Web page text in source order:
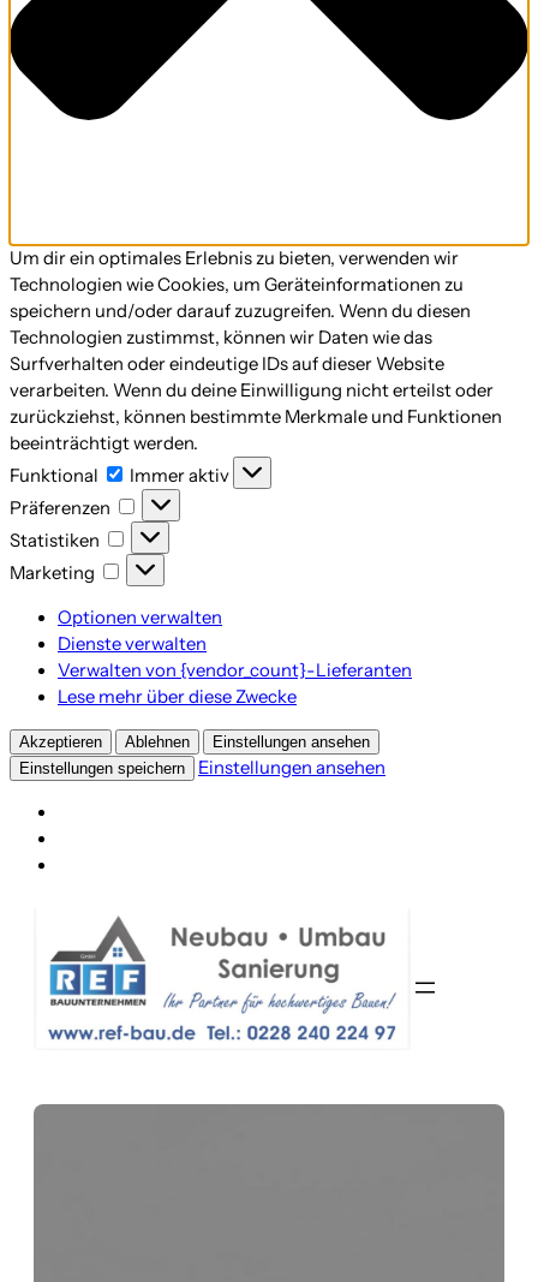
Um dir ein optimales Erlebnis zu bieten, verwenden wir
Technologien wie Cookies, um Geräteinformationen zu
speichern und/oder darauf zuzugreifen. Wenn du diesen
Technologien zustimmst, können wir Daten wie das
Surfverhalten oder eindeutige IDs auf dieser Website
verarbeiten. Wenn du deine Einwilligung nicht erteilst oder
zurückziehst, können bestimmte Merkmale und Funktionen
beeinträchtigt werden.
Funktional
Funktional
Immer aktiv
Präferenzen
Präferenzen
Statistiken
Statistiken
Marketing
Marketing
Optionen verwalten
Dienste verwalten
Verwalten von {vendor_count}-Lieferanten
Lese mehr über diese Zwecke
Akzeptieren Ablehnen
Einstellungen ansehen
Einstellungen speichern
Einstellungen ansehen
springen